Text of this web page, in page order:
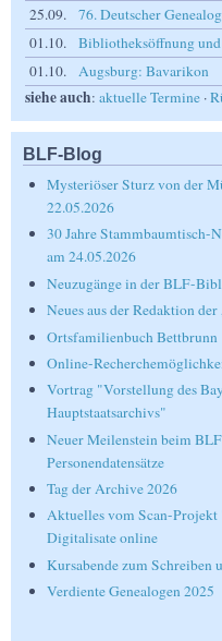
25.09.
76. Deutscher
01.10.
Bibliotheksöffnung
01.10.
Augsburg: Bavarikon
siehe auch: aktuelle Termine ·
BLF-Blog
Mysteriöser Sturz von der
22.05.2026
30 Jahre Stammbaumtisch-
am 24.05.2026
Neuzugänge in der BLF-
Neues aus der Redaktion
Ortsfamilienbuch Bettbrunn
Online-
Vortrag "Vorstellung des
Hauptstaatsarchivs"
Neuer Meilenstein beim
Personendatensätze
Tag der Archive 2026
Aktuelles vom Scan-
Digitalisate online
Kursabende zum Schreiben
Verdiente Genealogen 2025